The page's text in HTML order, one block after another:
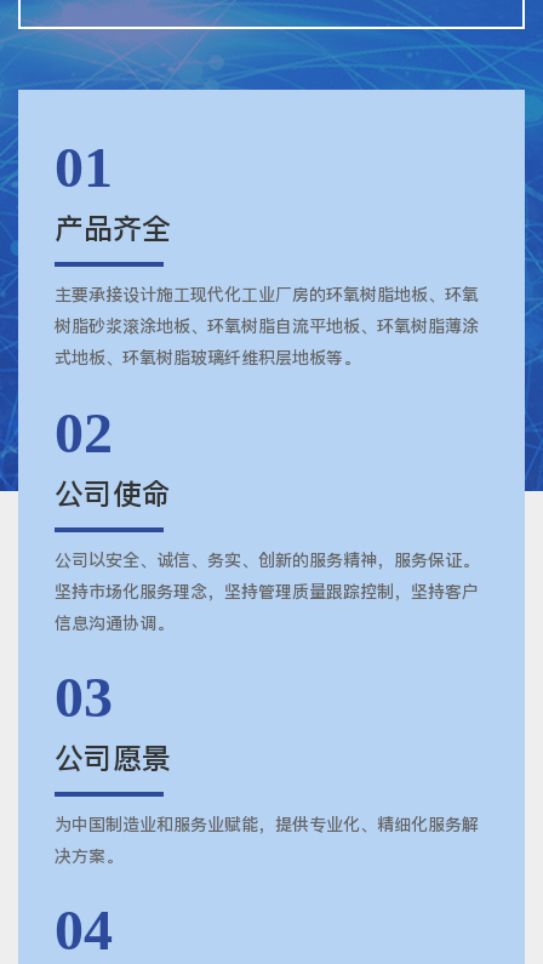
01
产品齐全
主要承接设计施工现代化工业厂房的环氧树脂地板、环氧
树脂砂浆滚涂地板、环氧树脂自流平地板、环氧树脂薄涂
式地板、环氧树脂玻璃纤维积层地板等。
02
公司使命
公司以安全、诚信、务实、创新的服务精神，服务保证。
坚持市场化服务理念，坚持管理质量跟踪控制，坚持客户
信息沟通协调。
03
公司愿景
为中国制造业和服务业赋能，提供专业化、精细化服务解
决方案。
04